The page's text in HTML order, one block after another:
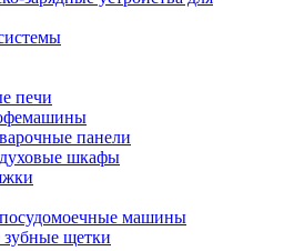
печи
панели
шкафы
машины
зубные щетки